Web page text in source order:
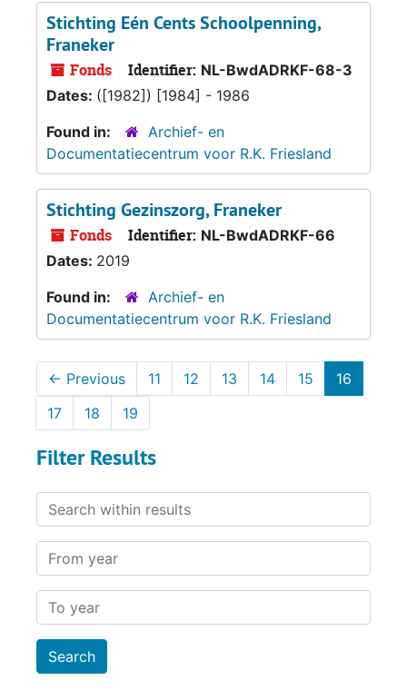
Stichting Eén Cents Schoolpenning,
Franeker
Fonds Identifier: NL-BwdADRKF-68-3
Dates: ([1982]) [1984] - 1986
Found in:
Archief- en
Documentatiecentrum voor R.K. Friesland
Stichting Gezinszorg, Franeker
Fonds Identifier: NL-BwdADRKF-66
Dates: 2019
Found in:
Archief- en
Documentatiecentrum voor R.K. Friesland
← Previous 11 12 13 14 15
16
17
18 19
Filter Results
Search within results
From year
To year